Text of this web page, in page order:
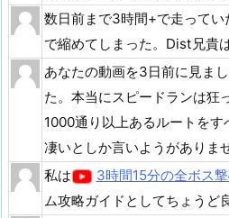
数日前まで3時間+で走ってい
で縮めてしまった。Dist兄貴
あなたの動画を3日前に見ま
た。本当にスピードランは狂
1000通り以上あるルートを
凄いとしか言いようがありませ
私は
3時間15分の全ボス
ム攻略ガイドとしてちょうど